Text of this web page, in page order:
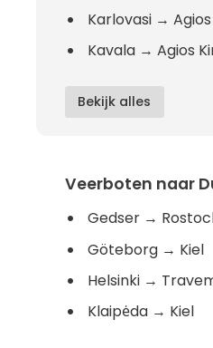
Karlovasi →
Kavala → Agios
Bekijk alles
Veerboten naar
Gedser →
Göteborg → Kiel
Helsinki →
Klaipėda → Kiel